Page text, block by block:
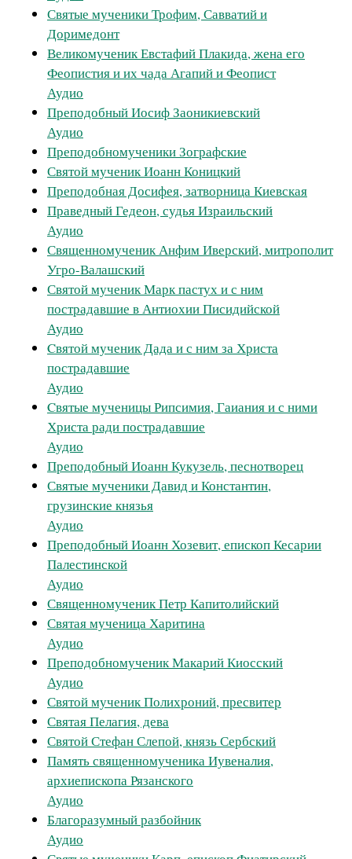
Святые мученики Трофим, Савватий и
Доримедонт
Великомученик Евстафий Плакида, жена его
Феопистия и их чада Агапий и Феопист
Аудио
Преподобный Иосиф Заоникиевский
Аудио
Преподобномученики Зографские
Святой мученик Иоанн Коницкий
Преподобная Досифея, затворница Киевская
Праведный Гедеон, судья Израильский
Аудио
Священномученик Анфим Иверский, митрополит
Угро-Валашский
Святой мученик Марк пастух и с ним
пострадавшие в Антиохии Писидийской
Аудио
Cвятой мученик Дада и с ним за Христа
пострадавшие
Аудио
Cвятые мученицы Рипсимия, Гаиания и с ними
Христа ради пострадавшие
Аудио
Преподобный Иоанн Кукузель, песнотворец
Святые мученики Давид и Константин,
грузинские князья
Аудио
Преподобный Иоанн Хозевит, епископ Кесарии
Палестинской
Аудио
Священномученик Петр Капитолийский
Святая мученица Харитина
Аудио
Преподобномученик Макарий Киосский
Аудио
Святой мученик Полихроний, пресвитер
Святая Пелагия, дева
Святой Стефан Слепой, князь Сербский
Память священномученика Иувеналия,
архиепископа Рязанского
Аудио
Благоразумный разбойник
Аудио